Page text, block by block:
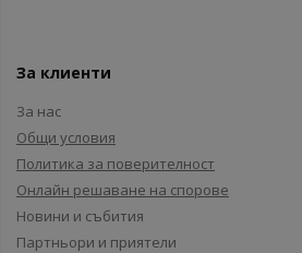
За клиенти
За нас
Общи условия
Политика за поверителност
Онлайн решаване на спорове
Новини и събития
Партньори и приятели